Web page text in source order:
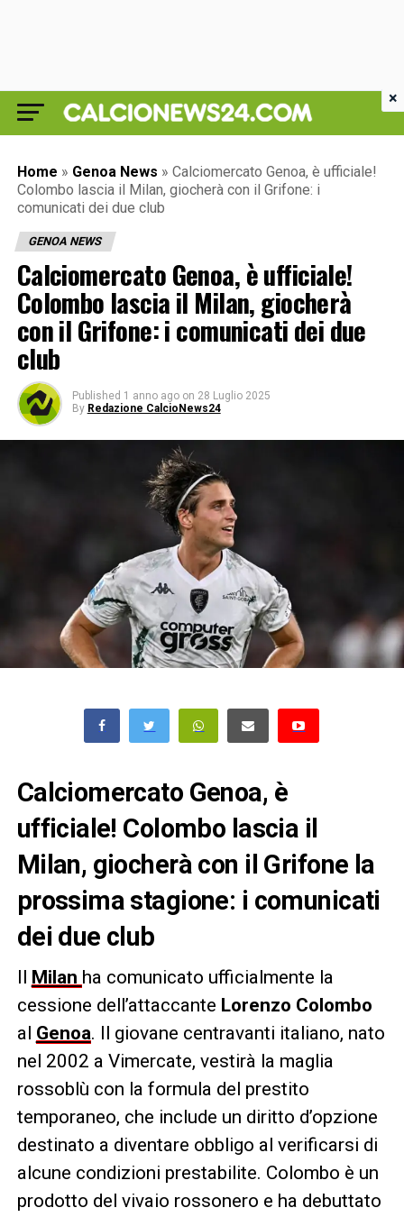
Home » Genoa News » Calciomercato Genoa, è ufficiale!
Colombo lascia il Milan, giocherà con il Grifone: i
comunicati dei due club
GENOA NEWS
Calciomercato Genoa, è ufficiale!
Colombo lascia il Milan, giocherà
con il Grifone: i comunicati dei due
club
Published 1 anno ago on 28 Luglio 2025
By Redazione CalcioNews24
Calciomercato Genoa, è
ufficiale! Colombo lascia il
Milan, giocherà con il Grifone la
prossima stagione: i comunicati
dei due club
Il Milan ha comunicato ufficialmente la
cessione dell’attaccante Lorenzo Colombo
al Genoa. Il giovane centravanti italiano, nato
nel 2002 a Vimercate, vestirà la maglia
rossoblù con la formula del prestito
temporaneo, che include un diritto d’opzione
destinato a diventare obbligo al verificarsi di
alcune condizioni prestabilite. Colombo è un
prodotto del vivaio rossonero e ha debuttato
×